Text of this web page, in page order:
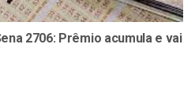
2706: Prêmio acumula e vai